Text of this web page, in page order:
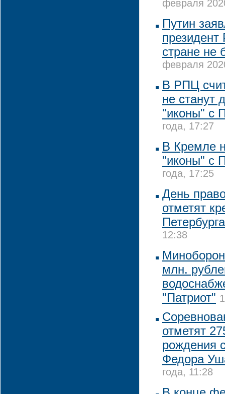
февраля
Путин
стране не
февраля
В РПЦ
не станут
"иконы" с
года, 17:27
В Кремле
"иконы" с
года, 17:25
День
отметят
Петербурга
12:38
млн.
"Патриот"
отметят
рождения
Федора
года, 11:28